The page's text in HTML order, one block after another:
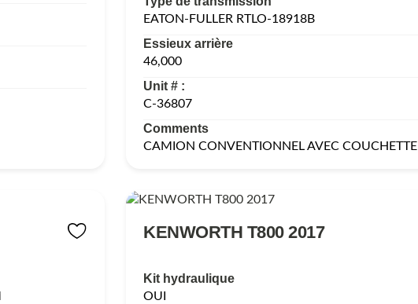
EATON-FULLER RTLO-18918B
Essieux arrière
46,000
Unit # :
C-36807
Comments
CAMION CONVENTIONNEL AVEC COUCHETTE
KENWORTH T800 2017
Kit hydraulique
OUI